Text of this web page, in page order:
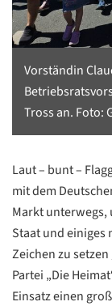
Vorständin
Tross an. Foto:
Laut – bunt –
mit dem
Markt
Staat und einiges
Zeichen zu
Partei „Die
Einsatz einen